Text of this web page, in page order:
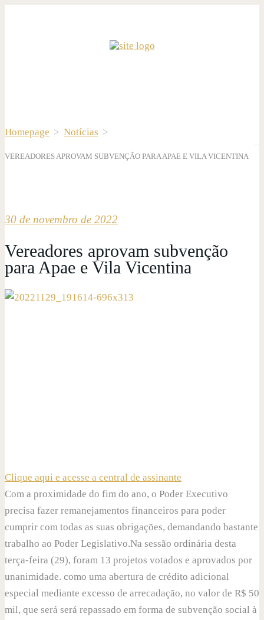
Homepage > Notícias >
VEREADORES APROVAM SUBVENÇÃO PARA APAE E VILA VICENTINA
30 de novembro de 2022
Vereadores aprovam subvenção
para Apae e Vila Vicentina
Clique aqui e acesse a central de assinante
Com a proximidade do fim do ano, o Poder Executivo
precisa fazer remanejamentos financeiros para poder
cumprir com todas as suas obrigações, demandando bastante
trabalho ao Poder Legislativo.Na sessão ordinária desta
terça-feira (29), foram 13 projetos votados e aprovados por
unanimidade. como uma abertura de crédito adicional
especial mediante excesso de arrecadação, no valor de R$ 50
mil, que será será repassado em forma de subvenção social à